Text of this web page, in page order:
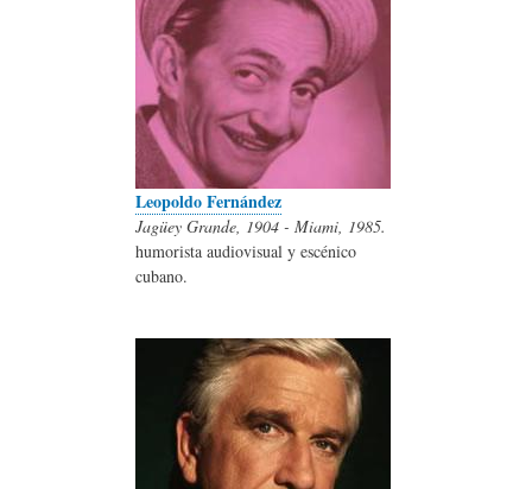
Leopoldo Fernández
Jagüey Grande, 1904 - Miami, 1985.
humorista audiovisual y escénico
cubano.